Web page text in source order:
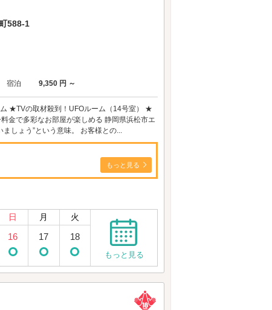
588-1
宿泊 9,350 円 ～
★TVの取材殺到！UFOルーム（14号室） ★
金で多彩なお部屋が楽しめる 静岡県浜松市エ
しょう”という意味。 お客様との...
もっと見る
日 月 火
16 17 18
もっと見る